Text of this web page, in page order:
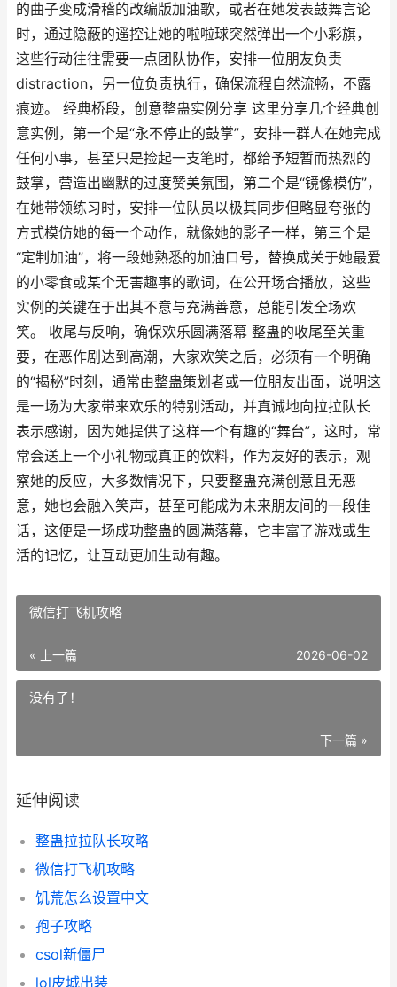
的曲子变成滑稽的改编版加油歌，或者在她发表鼓舞言论
时，通过隐蔽的遥控让她的啦啦球突然弹出一个小彩旗，
这些行动往往需要一点团队协作，安排一位朋友负责
distraction，另一位负责执行，确保流程自然流畅，不露
痕迹。 经典桥段，创意整蛊实例分享 这里分享几个经典创
意实例，第一个是“永不停止的鼓掌”，安排一群人在她完成
任何小事，甚至只是捡起一支笔时，都给予短暂而热烈的
鼓掌，营造出幽默的过度赞美氛围，第二个是“镜像模仿”，
在她带领练习时，安排一位队员以极其同步但略显夸张的
方式模仿她的每一个动作，就像她的影子一样，第三个是
“定制加油”，将一段她熟悉的加油口号，替换成关于她最爱
的小零食或某个无害趣事的歌词，在公开场合播放，这些
实例的关键在于出其不意与充满善意，总能引发全场欢
笑。 收尾与反响，确保欢乐圆满落幕 整蛊的收尾至关重
要，在恶作剧达到高潮，大家欢笑之后，必须有一个明确
的“揭秘”时刻，通常由整蛊策划者或一位朋友出面，说明这
是一场为大家带来欢乐的特别活动，并真诚地向拉拉队长
表示感谢，因为她提供了这样一个有趣的“舞台”，这时，常
常会送上一个小礼物或真正的饮料，作为友好的表示，观
察她的反应，大多数情况下，只要整蛊充满创意且无恶
意，她也会融入笑声，甚至可能成为未来朋友间的一段佳
话，这便是一场成功整蛊的圆满落幕，它丰富了游戏或生
活的记忆，让互动更加生动有趣。
微信打飞机攻略
« 上一篇 2026-06-02
没有了！
下一篇 »
延伸阅读
整蛊拉拉队长攻略
微信打飞机攻略
饥荒怎么设置中文
孢子攻略
csol新僵尸
lol皮城出装